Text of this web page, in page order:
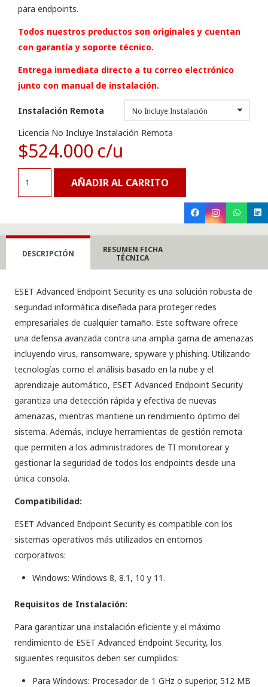
para endpoints.
Todos nuestros productos son originales y cuentan
con garantía y soporte técnico.
Entrega inmediata directo a tu correo electrónico
junto con manual de instalación.
Instalación Remota
Licencia No Incluye Instalación Remota
$524.000
Endpoint
Security
años
cantidad
AÑADIR AL CARRITO
DESCRIPCIÓN
RESUMEN FICHA
TÉCNICA
ESET Advanced Endpoint Security es una solución robusta de
seguridad informática diseñada para proteger redes
empresariales de cualquier tamaño. Este software ofrece
una defensa avanzada contra una amplia gama de amenazas
incluyendo virus, ransomware, spyware y phishing. Utilizando
tecnologías como el análisis basado en la nube y el
aprendizaje automático, ESET Advanced Endpoint Security
garantiza una detección rápida y efectiva de nuevas
amenazas, mientras mantiene un rendimiento óptimo del
sistema. Además, incluye herramientas de gestión remota
que permiten a los administradores de TI monitorear y
gestionar la seguridad de todos los endpoints desde una
única consola.
Compatibilidad:
ESET Advanced Endpoint Security es compatible con los
sistemas operativos más utilizados en entornos
corporativos:
Windows: Windows 8, 8.1, 10 y 11.
Requisitos de Instalación:
Para garantizar una instalación eficiente y el máximo
rendimiento de ESET Advanced Endpoint Security, los
siguientes requisitos deben ser cumplidos:
Para Windows: Procesador de 1 GHz o superior, 512 MB